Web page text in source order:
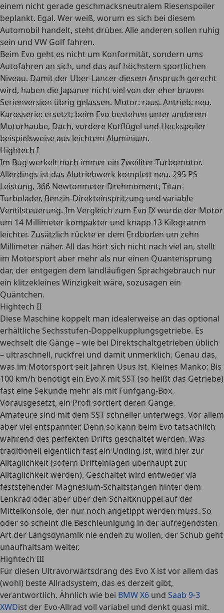
einem nicht gerade geschmacksneutralem Riesenspoiler
beplankt. Egal. Wer weiß, worum es sich bei diesem
Automobil handelt, steht drüber. Alle anderen sollen ruhig
sein und VW Golf fahren.
Beim Evo geht es nicht um Konformität, sondern ums
Autofahren an sich, und das auf höchstem sportlichen
Niveau. Damit der Über-Lancer diesem Anspruch gerecht
wird, haben die Japaner nicht viel von der eher braven
Serienversion übrig gelassen. Motor: raus. Antrieb: neu.
Karosserie: ersetzt; beim Evo bestehen unter anderem
Motorhaube, Dach, vordere Kotflügel und Heckspoiler
beispielsweise aus leichtem Aluminium.
Hightech I
Im Bug werkelt noch immer ein Zweiliter-Turbomotor.
Allerdings ist das Alutriebwerk komplett neu. 295 PS
Leistung, 366 Newtonmeter Drehmoment, Titan-
Turbolader, Benzin-Direkteinspritzung und variable
Ventilsteuerung. Im Vergleich zum Evo IX wurde der Motor
um 14 Millimeter kompakter und knapp 13 Kilogramm
leichter. Zusätzlich rückte er dem Erdboden um zehn
Millimeter näher. All das hört sich nicht nach viel an, stellt
im Motorsport aber mehr als nur einen Quantensprung
dar, der entgegen dem landläufigen Sprachgebrauch nur
ein klitzekleines Winzigkeit wäre, sozusagen ein
Quäntchen.
Hightech II
Diese Maschine koppelt man idealerweise an das optional
erhältliche Sechsstufen-Doppelkupplungsgetriebe. Es
wechselt die Gänge – wie bei Direktschaltgetrieben üblich
– ultraschnell, ruckfrei und damit unmerklich. Genau das,
was im Motorsport seit Jahren Usus ist. Kleines Manko: Bis
100 km/h benötigt ein Evo X mit SST (so heißt das Getriebe)
fast eine Sekunde mehr als mit Fünfgang-Box.
Vorausgesetzt, ein Profi sortiert deren Gänge.
Amateure sind mit dem SST schneller unterwegs. Vor allem
aber viel entspannter. Denn so kann beim Evo tatsächlich
während des perfekten Drifts geschaltet werden. Was
traditionell eigentlich fast ein Unding ist, wird hier zur
Alltäglichkeit (sofern Drifteinlagen überhaupt zur
Alltäglichkeit werden). Geschaltet wird entweder via
feststehender Magnesium-Schaltstangen hinter dem
Lenkrad oder aber über den Schaltknüppel auf der
Mittelkonsole, der nur noch angetippt werden muss. So
oder so scheint die Beschleunigung in der aufregendsten
Art der Längsdynamik nie enden zu wollen, der Schub geht
unaufhaltsam weiter.
Hightech III
Für diesen Ultravorwärtsdrang des Evo X ist vor allem das
(wohl) beste Allradsystem, das es derzeit gibt,
verantwortlich. Ähnlich wie bei BMW X6 und Saab 9-3
XWDist der Evo-Allrad voll variabel und denkt quasi mit.